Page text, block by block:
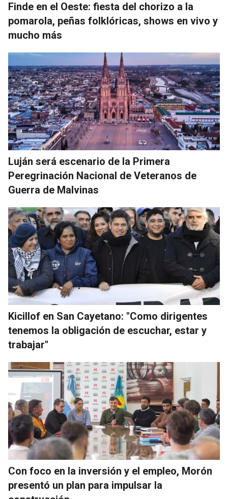
Finde en el Oeste: fiesta del chorizo a la
pomarola, peñas folklóricas, shows en vivo y
mucho más
Luján será escenario de la Primera
Peregrinación Nacional de Veteranos de
Guerra de Malvinas
Kicillof en San Cayetano: "Como dirigentes
tenemos la obligación de escuchar, estar y
trabajar"
Con foco en la inversión y el empleo, Morón
presentó un plan para impulsar la